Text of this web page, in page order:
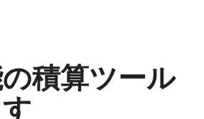
積算ツール